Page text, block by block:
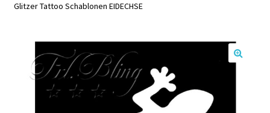
AGB und Kundeninformationen
Datenschutzerklärung
Echtheit von Bewertungen
Glitzer Tattoo Schablonen EIDECHSE